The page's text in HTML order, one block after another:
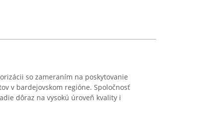
so zameraním na poskytovanie
v bardejovskom regióne. Spoločnosť
dôraz na vysokú úroveň kvality i